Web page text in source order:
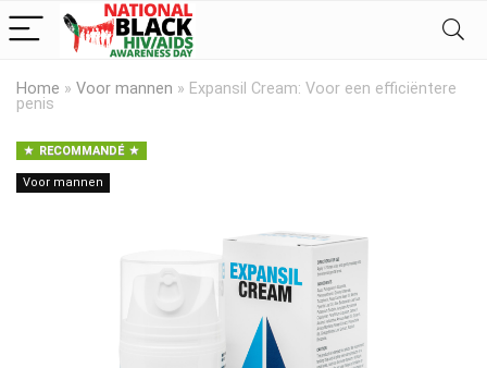
Home » Voor mannen » Expansil Cream: Voor een efficiëntere
penis
RECOMMANDÉ
Voor mannen